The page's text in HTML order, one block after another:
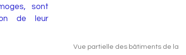
Vue partielle des bâtiments de la
sont
de leur